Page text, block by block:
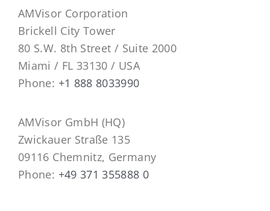
AMVisor Corporation
Brickell City Tower
80 S.W. 8th Street / Suite 2000
Miami / FL 33130 / USA
Phone: +1 888 8033990
AMVisor GmbH (HQ)
Zwickauer Straße 135
09116 Chemnitz, Germany
Phone: +49 371 355888 0